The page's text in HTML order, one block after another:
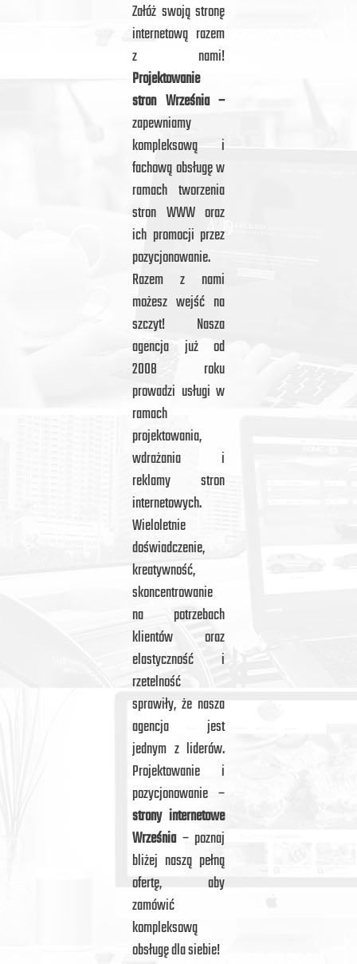
Załóż swoją stronę
internetową razem
z nami!
Projektowanie
stron Września –
zapewniamy
kompleksową i
fachową obsługę w
ramach tworzenia
stron WWW oraz
ich promocji przez
pozycjonowanie.
Razem z nami
możesz wejść na
szczyt! Nasza
agencja już od
2008 roku
prowadzi usługi w
ramach
projektowania,
wdrażania i
reklamy stron
internetowych.
Wieloletnie
doświadczenie,
kreatywność,
skoncentrowanie
na potrzebach
klientów oraz
elastyczność i
rzetelność
sprawiły, że nasza
agencja jest
jednym z liderów.
Projektowanie i
pozycjonowanie –
strony internetowe
Września – poznaj
bliżej naszą pełną
ofertę, aby
zamówić
kompleksową
obsługę dla siebie!